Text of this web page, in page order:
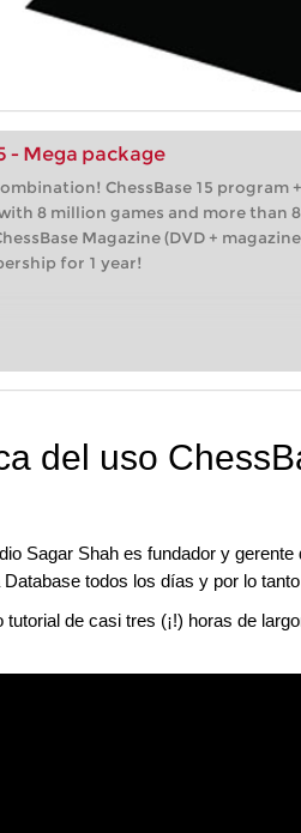
- Mega package
ChessBase 15 program
8 million games and more than
Magazine (DVD +
for 1 year!
del uso
Sagar Shah es fundador y
todos los días y por lo
tutorial de casi tres (¡!) horas de